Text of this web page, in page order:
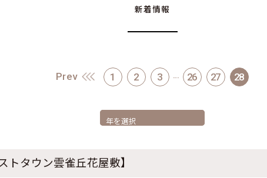
新着情報
Prev 1 2 3 … 26 27 28
トタウン雲雀丘花屋敷】